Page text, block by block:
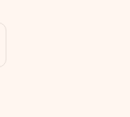
personalizzazione
soddisfatto